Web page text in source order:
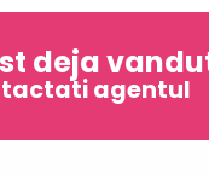
deja
agentul